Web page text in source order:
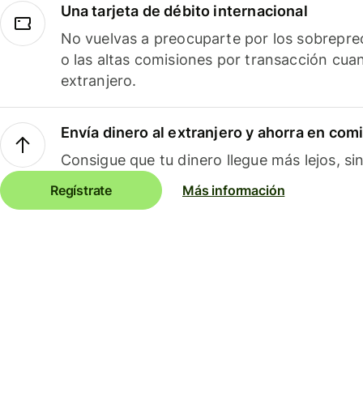
Una tarjeta de débito internacional
No vuelvas a preocuparte por los
o las altas comisiones por transacción
extranjero.
Envía dinero al extranjero y ahorra en
Consigue que tu dinero llegue más lejos,
Regístrate Más información